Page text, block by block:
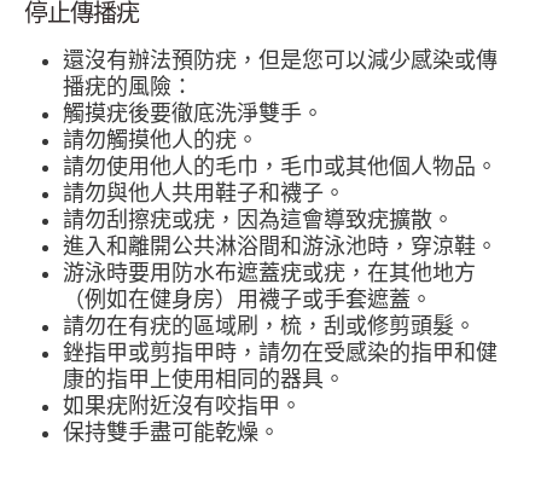
停止傳播疣
還沒有辦法預防疣，但是您可以減少感染或傳
播疣的風險：
觸摸疣後要徹底洗淨雙手。
請勿觸摸他人的疣。
請勿使用他人的毛巾，毛巾或其他個人物品。
請勿與他人共用鞋子和襪子。
請勿刮擦疣或疣，因為這會導致疣擴散。
進入和離開公共淋浴間和游泳池時，穿涼鞋。
游泳時要用防水布遮蓋疣或疣，在其他地方
（例如在健身房）用襪子或手套遮蓋。
請勿在有疣的區域刷，梳，刮或修剪頭髮。
銼指甲或剪指甲時，請勿在受感染的指甲和健
康的指甲上使用相同的器具。
如果疣附近沒有咬指甲。
保持雙手盡可能乾燥。